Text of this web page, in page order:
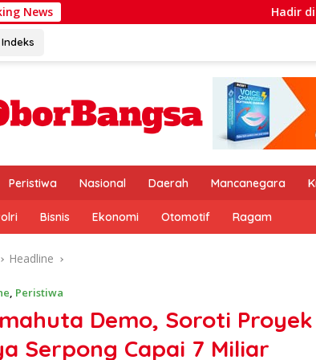
News Hadir di Tengah Warga,
Indeks
Peristiwa Nasional Daerah Mancanegara
Bisnis Ekonomi Otomotif Ragam
Headline
, Peristiwa
Demo, Soroti
Serpong Capai 7 Miliar